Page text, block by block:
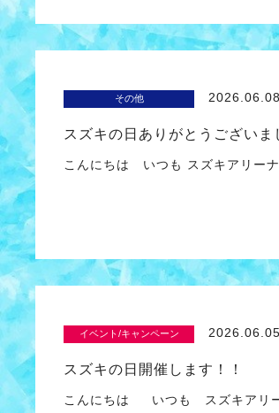
その他 2026.06.08
スズキの日ありがとうございま
こんにちは いつも スズキアリー
イベント/キャンペーン 2026.06.05
スズキの日開催します！！
こんにちは いつも スズキアリー